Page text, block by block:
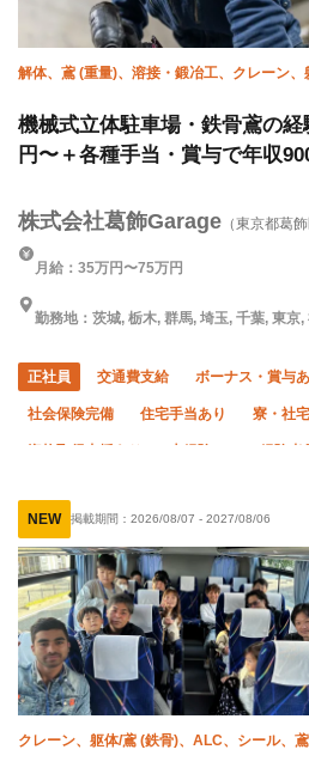
解体、鳶 (重量)、溶接・鍛冶工、クレーン
機械式立体駐車場・鉄骨鳶の
円〜＋各種手当・賞与で年収
株式会社葛飾Garage （東京都葛飾
月給：35万円〜75万円
勤務地：茨城, 栃木, 群馬, 埼玉, 千葉, 東京,
正社員 交通費支給 ボーナス・賞与
社会保険完備 住宅手当あり 寮・社
年末年始休暇 車・バイク通勤OK
NEW 掲載期間： 2026/08/07 - 2027/08/06
クレーン、躯体/鳶 (鉄骨)、ALC、シール、